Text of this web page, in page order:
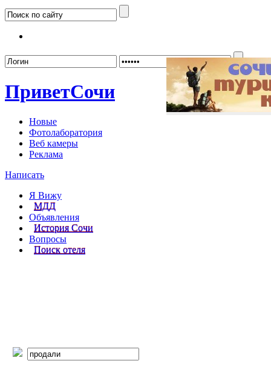
ПриветСочи
Новые
Фотолаборатория
Веб камеры
Реклама
Написать
Я Вижу
МДД
Объявления
История Сочи
Вопросы
Поиск отеля